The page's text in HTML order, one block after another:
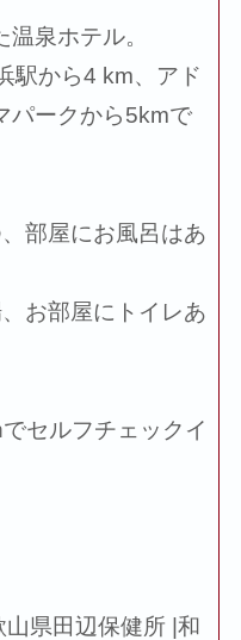
泉ホテル。
駅から4 km、アド
パークから5kmで
部屋にお風呂はあ
お部屋にトイレあ
セルフチェックイ
県田辺保健所 |和